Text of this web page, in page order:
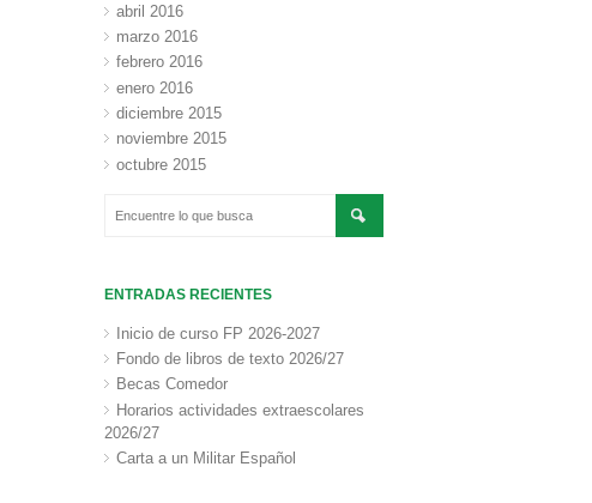
abril 2016
marzo 2016
febrero 2016
enero 2016
diciembre 2015
noviembre 2015
octubre 2015
ENTRADAS RECIENTES
Inicio de curso FP 2026-2027
Fondo de libros de texto 2026/27
Becas Comedor
Horarios actividades extraescolares
2026/27
Carta a un Militar Español